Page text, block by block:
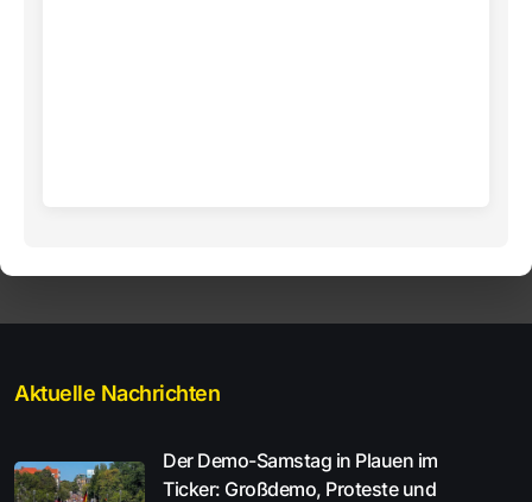
Aktuelle Nachrichten
Der Demo-Samstag in Plauen im
Ticker: Großdemo, Proteste und